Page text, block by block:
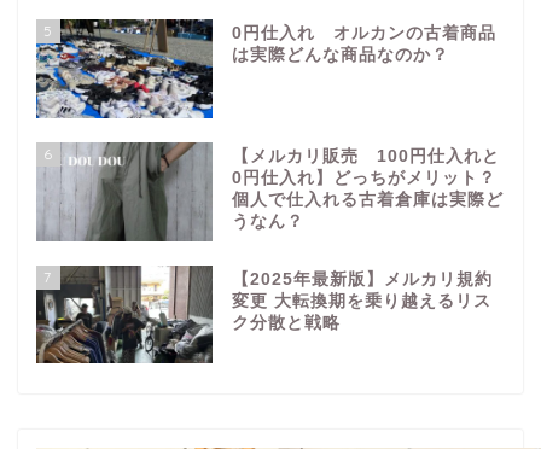
5
0円仕入れ オルカンの古着商品
は実際どんな商品なのか？
6
【メルカリ販売 100円仕入れと
0円仕入れ】どっちがメリット？
個人で仕入れる古着倉庫は実際ど
うなん？
7
【2025年最新版】メルカリ規約
変更 大転換期を乗り越えるリス
ク分散と戦略